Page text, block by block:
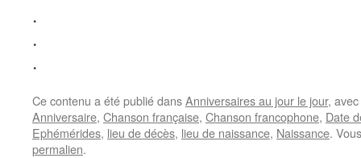
.
.
.
Ce contenu a été publié dansAnniversaires au jour le jour,
Anniversaire, Chanson française, Chanson francophone, Date
Ephémérides, lieu de décès, lieu de naissance, Naissance.
permalien.